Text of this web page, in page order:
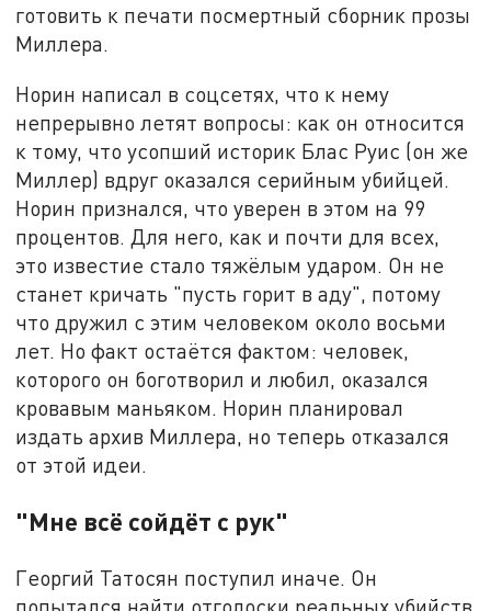
готовить к печати посмертный сборник прозы
Миллера.
Норин написал в соцсетях, что к нему
непрерывно летят вопросы: как он относится
к тому, что усопший историк Блас Руис (он же
Миллер) вдруг оказался серийным убийцей.
Норин признался, что уверен в этом на 99
процентов. Для него, как и почти для всех,
это известие стало тяжёлым ударом. Он не
станет кричать "пусть горит в аду", потому
что дружил с этим человеком около восьми
лет. Но факт остаётся фактом: человек,
которого он боготворил и любил, оказался
кровавым маньяком. Норин планировал
издать архив Миллера, но теперь отказался
от этой идеи.
"Мне всё сойдёт с рук"
Георгий Татосян поступил иначе. Он
попытался найти отголоски реальных убийств